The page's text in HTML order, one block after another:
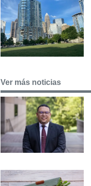
Ver más noticias